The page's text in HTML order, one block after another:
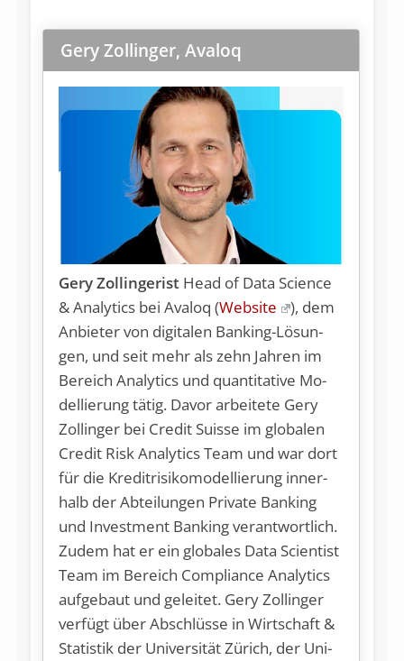
Gery Zollinger, Avaloq
Gery Zollingerist Head of Da­ta Sci­ence
& Ana­ly­tics bei Ava­loq (Web­site
), dem
An­bie­ter von di­gi­ta­len Ban­king-Lö­sun­
gen, und seit mehr als zehn Jah­ren im
Be­reich Ana­ly­tics und quan­ti­ta­ti­ve Mo­
del­lie­rung tä­tig. Da­vor ar­bei­te­te Ge­ry
Zol­lin­ger bei Credit Su­is­se im glo­ba­len
Credit Risk Ana­ly­tics Team und war dort
für die Kre­dit­ri­si­ko­mo­del­lie­rung in­ner­
halb der Ab­tei­lun­gen Pri­va­te Ban­king
und In­vest­ment Ban­king ver­ant­wort­lich.
Zu­dem hat er ein glo­ba­les Da­ta Sci­en­tist
Team im Be­reich Com­p­li­an­ce Ana­ly­tics
auf­ge­baut und ge­lei­tet. Ge­ry Zol­lin­ger
ver­fügt über Ab­schlüs­se in Wirt­schaft &
Sta­tis­tik der Uni­ver­si­tät Zü­rich, der Uni­